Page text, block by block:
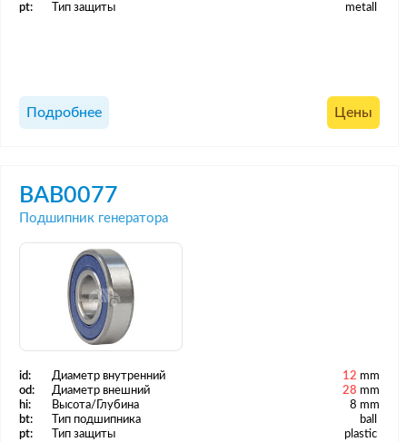
pt:
Тип защиты metall
Подробнее Цены
BAB0077
Подшипник генератора
id: Диаметр внутренний 12 mm
od:
Диаметр внешний 28 mm
hi:
Высота/Глубина
8 mm
bt:
Тип подшипника
ball
pt:
Тип защиты plastic